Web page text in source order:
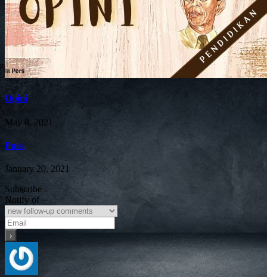
Opini
May 8, 2021
Puisi
January 20, 2021
Subscribe
Notify of